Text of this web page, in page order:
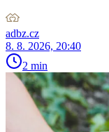
adbz.cz
8. 8. 2026, 20:40
2 min